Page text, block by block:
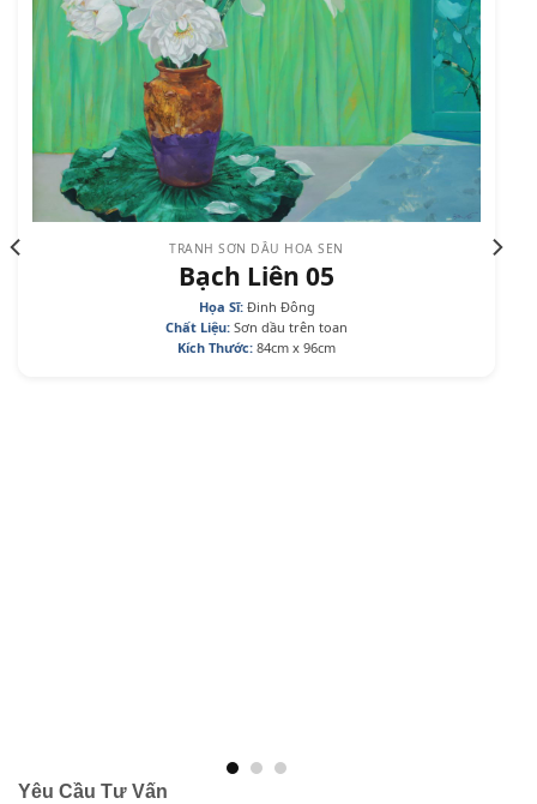
TRANH SƠN DẦU HOA SEN
Bạch Liên 05
Họa Sĩ:Đinh Đông
Chất Liệu: Sơn dầu trên toan
Kích Thước: 84cm x 96cm
Yêu Cầu Tư Vấn